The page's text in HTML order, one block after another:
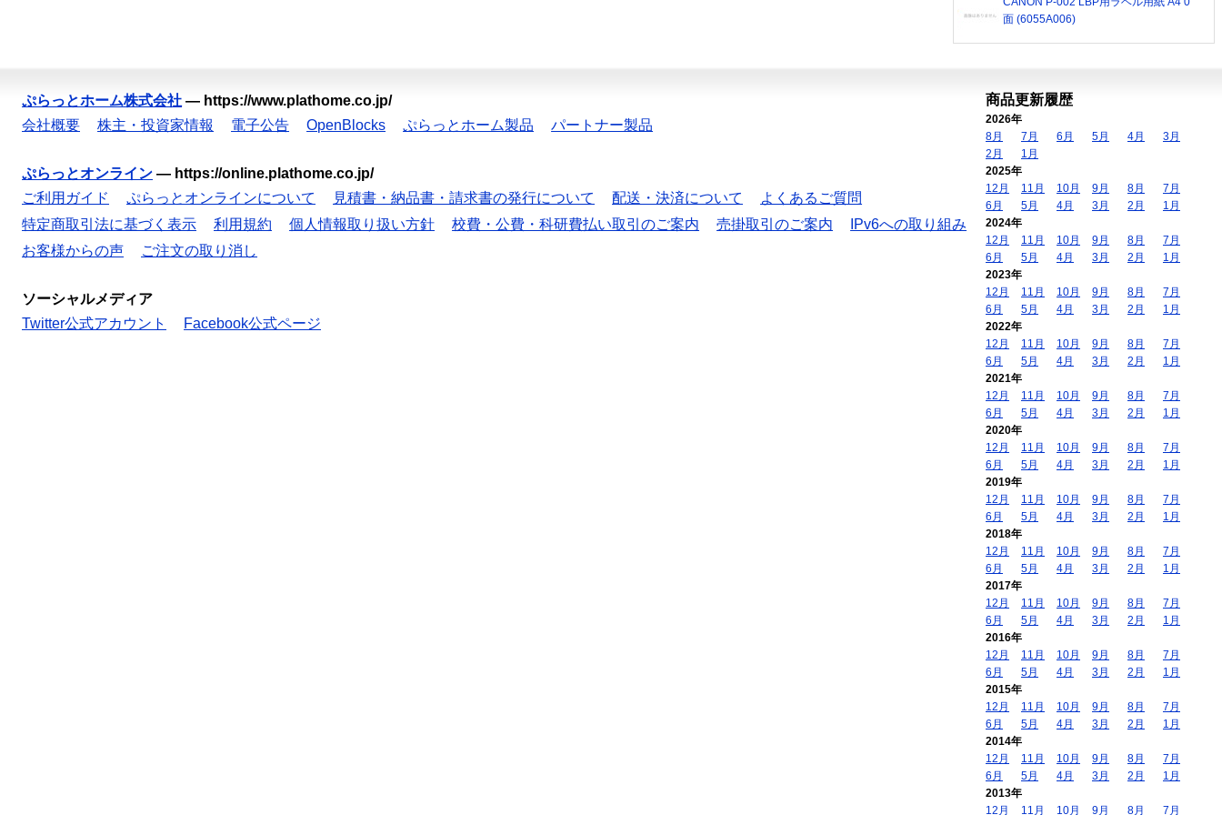
面 (6055A006)
ぷらっとホーム株式会社 — https://www.plathome.co.jp/
会社概要
株主・投資家情報 電子公告 OpenBlocks ぷらっとホーム製品 パートナー製品
ぷらっとオンライン — https://online.plathome.co.jp/
ご利用ガイド
ぷらっとオンラインについて 見積書・納品書・請求書の発行について 配送・決済について
よくあるご質問
特定商取引法に基づく表示
利用規約 個人情報取り扱い方針 校費・公費・科研費払い取引のご案内 売掛取引のご案内
IPv6への取り組み
お客様からの声
ご注文の取り消し
ソーシャルメディア
Twitter公式アカウント
Facebook公式ページ
商品更新履歴
2026年
8月
7月 6月 5月 4月
3月
2月
1月
2025年
12月
11月 10月 9月 8月
7月
6月
5月 4月 3月 2月
1月
2024年
12月
11月 10月 9月 8月
7月
6月
5月 4月 3月 2月
1月
2023年
12月
11月 10月 9月 8月
7月
6月
5月 4月 3月 2月
1月
2022年
12月
11月 10月 9月 8月
7月
6月
5月 4月 3月 2月
1月
2021年
12月
11月 10月 9月 8月
7月
6月
5月 4月 3月 2月
1月
2020年
12月
11月 10月 9月 8月
7月
6月
5月 4月 3月 2月
1月
2019年
12月
11月 10月 9月 8月
7月
6月
5月 4月 3月 2月
1月
2018年
12月
11月 10月 9月 8月
7月
6月
5月 4月 3月 2月
1月
2017年
12月
11月 10月 9月 8月
7月
6月
5月 4月 3月 2月
1月
2016年
12月
11月 10月 9月 8月
7月
6月
5月 4月 3月 2月
1月
2015年
12月
11月 10月 9月 8月
7月
6月
5月 4月 3月 2月
1月
2014年
12月
11月 10月 9月 8月
7月
6月
5月 4月 3月 2月
1月
2013年
12月
11月 10月 9月 8月 7月